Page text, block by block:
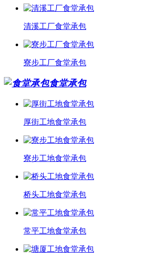
清溪工厂食堂承包
寮步工厂食堂承包
食堂承包
厚街工地食堂承包
寮步工地食堂承包
桥头工地食堂承包
常平工地食堂承包